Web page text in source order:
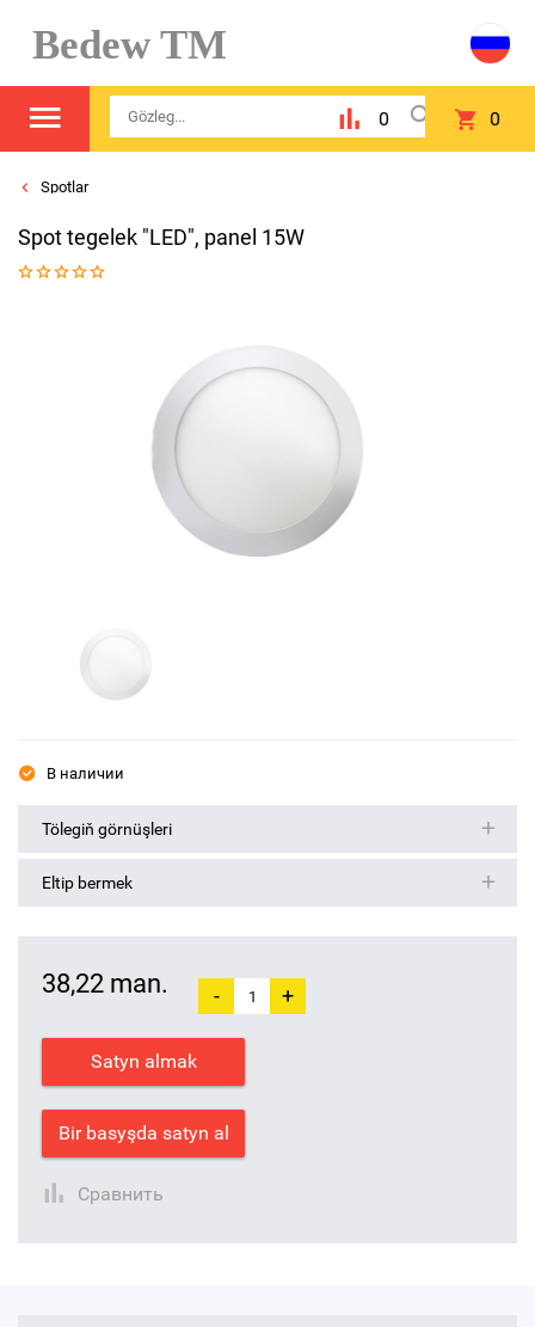
Bedew TM
0 0
Spotlar
Spot tegelek "LED", panel 15W
В наличии
Tölegiň görnüşleri
Eltip bermek
38,22 man. - +
Satyn almak
Bir basyşda satyn al
Сравнить